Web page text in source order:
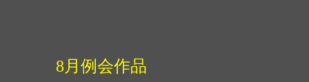
8月例会作品